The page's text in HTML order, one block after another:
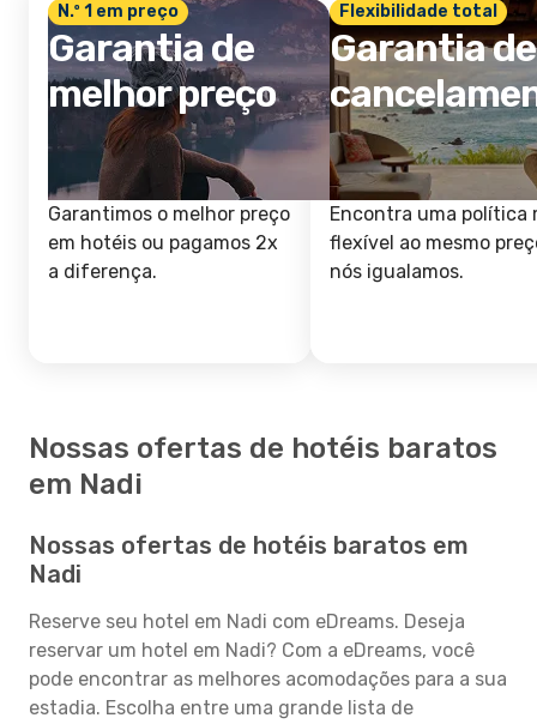
N.º 1 em preço
Garantia de
melhor preço
Garantimos o melhor preço
em hotéis ou pagamos 2x
a diferença.
Flexibilidade total
Garantia de
Encontra uma política
flexível ao mesmo
nós igualamos.
Nossas ofertas de hotéis baratos
em Nadi
Nossas ofertas de hotéis baratos em
Nadi
Reserve seu hotel em Nadi com eDreams. Deseja
reservar um hotel em Nadi? Com a eDreams, você
pode encontrar as melhores acomodações para a sua
estadia. Escolha entre uma grande lista de